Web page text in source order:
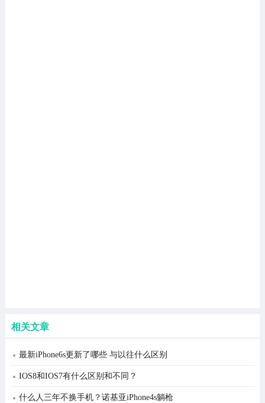
相关文章
最新iPhone6s更新了哪些 与以往什么区别
IOS8和IOS7有什么区别和不同？
什么人三年不换手机？诺基亚iPhone4s躺枪